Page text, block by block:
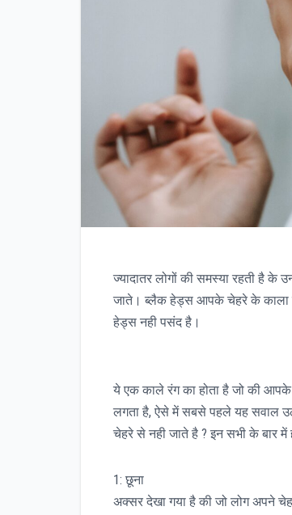
ज्यादातर लोगों की समस्या रहती है
जाते। ब्लैक हेड्स आपके चेहरे के काला
हेड्स नही पसंद है।
ये एक काले रंग का होता है जो की
लगता है, ऐसे में सबसे पहले यह सवाल
चेहरे से नही जाते है ? इन सभी के बार
1: छूना
अक्सर देखा गया है की जो लोग अपने